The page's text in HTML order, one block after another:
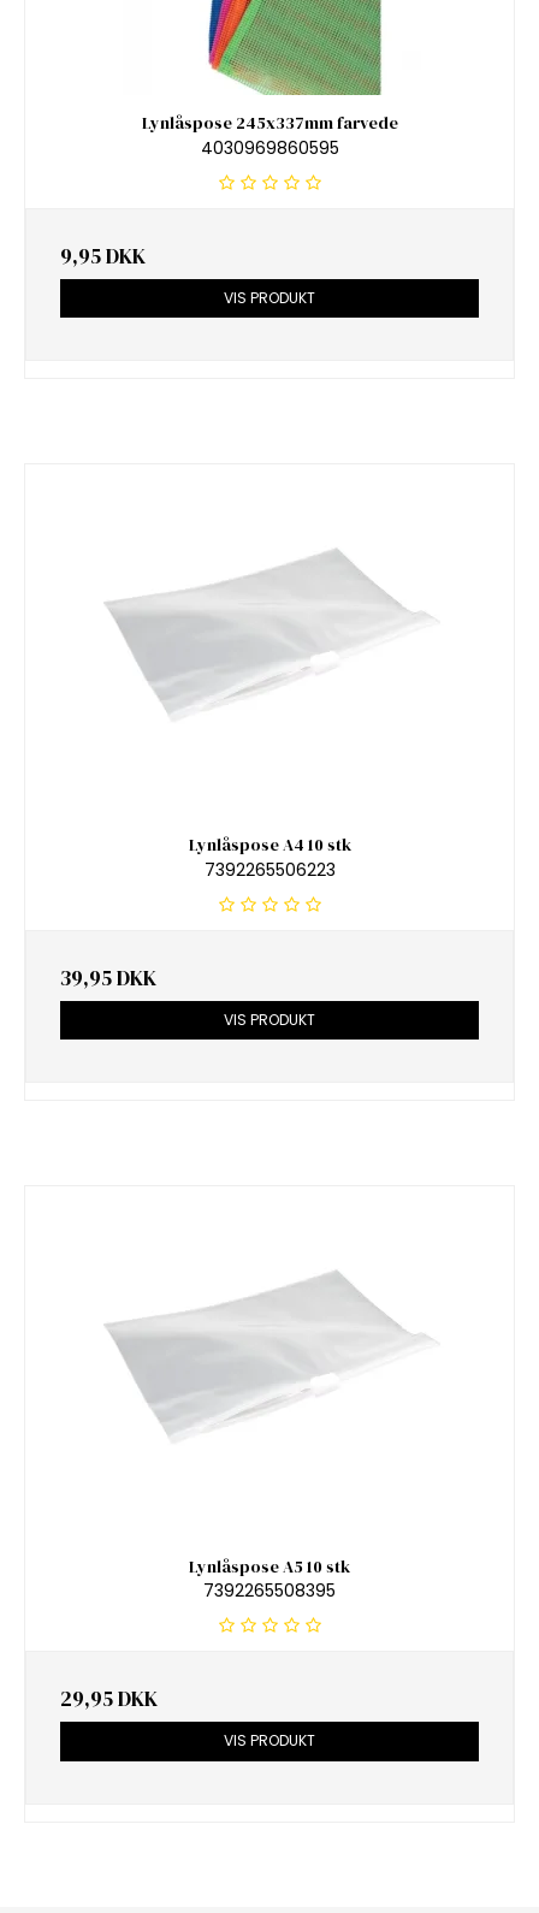
Lynlåspose 245x337mm farvede
4030969860595
9,95 DKK
VIS PRODUKT
Lynlåspose A4 10 stk
7392265506223
39,95 DKK
VIS PRODUKT
Lynlåspose A5 10 stk
7392265508395
29,95 DKK
VIS PRODUKT